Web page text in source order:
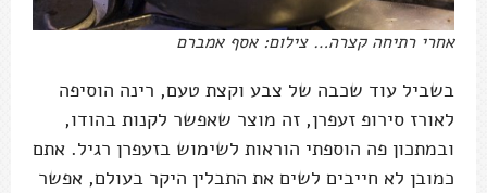
אחרי רתיחה קצרה… צילום: אסף אמברם
בשביל עוד שכבה של צבע וקצת טעם, רינה הוסיפה
לאורז סירופ זעפרן, זה מוצר שאפשר לקנות בהודו,
ובמתכון פה הוספתי הוראות לשימוש בזעפרן רגיל. אתם
כמובן לא חייבים לשים את התבלין היקר בעולם, אפשר